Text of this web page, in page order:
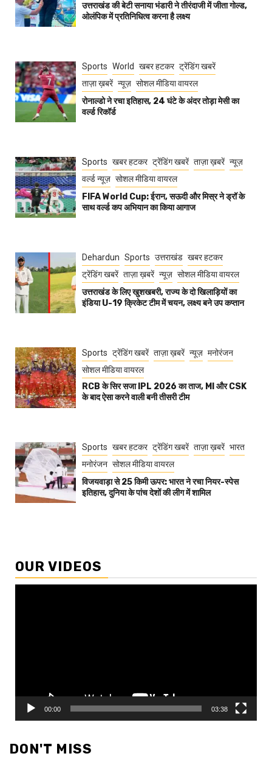
उत्तराखंड की बेटी सनाया भंडारी ने तीरंदाजी में जीता गोल्ड,
ओलंपिक में प्रतिनिधित्व करना है लक्ष्य
Sports World खबर हटकर ट्रेंडिंग खबरें
ताज़ा ख़बरें न्यूज़ सोशल मीडिया वायरल
रोनाल्डो ने रचा इतिहास, 24 घंटे के अंदर तोड़ा मेसी का
वर्ल्ड रिकॉर्ड
Sports खबर हटकर ट्रेंडिंग खबरें ताज़ा ख़बरें न्यूज़
वर्ल्ड न्यूज़ सोशल मीडिया वायरल
FIFA World Cup: ईरान, सऊदी और मिस्र ने ड्रॉ के
साथ वर्ल्ड कप अभियान का किया आगाज
Dehardun Sports उत्तराखंड खबर हटकर
ट्रेंडिंग खबरें ताज़ा ख़बरें न्यूज़ सोशल मीडिया वायरल
उत्तराखंड के लिए खुशखबरी, राज्य के दो खिलाड़ियों का
इंडिया U-19 क्रिकेट टीम में चयन, लक्ष्य बने उप कप्तान
Sports ट्रेंडिंग खबरें ताज़ा ख़बरें न्यूज़ मनोरंजन
सोशल मीडिया वायरल
RCB के सिर सजा IPL 2026 का ताज, MI और CSK
के बाद ऐसा करने वाली बनी तीसरी टीम
Sports खबर हटकर ट्रेंडिंग खबरें ताज़ा ख़बरें भारत
मनोरंजन सोशल मीडिया वायरल
विजयवाड़ा से 25 किमी ऊपर: भारत ने रचा नियर-स्पेस
इतिहास, दुनिया के पांच देशों की लीग में शामिल
OUR VIDEOS
00:00 03:38
DON'T MISS